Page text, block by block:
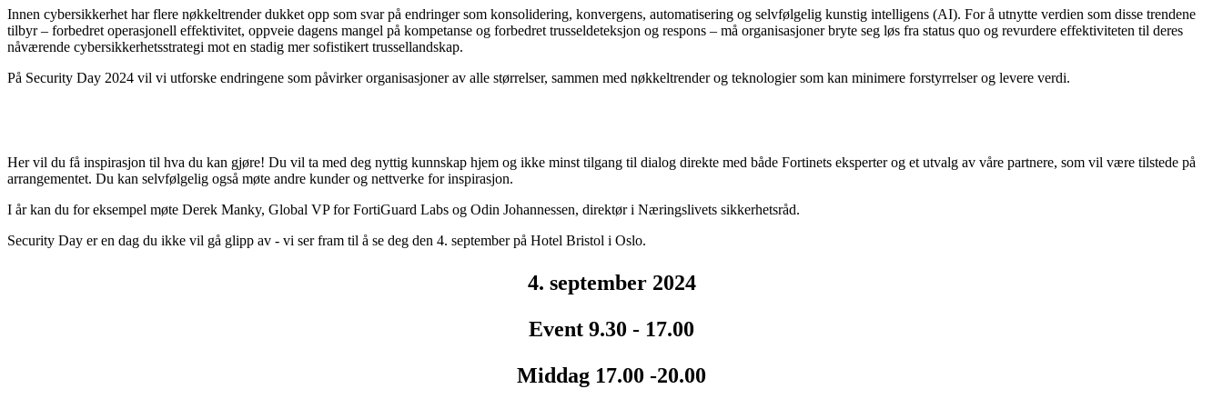
Innen cybersikkerhet har flere nøkkeltrender dukket opp som svar på endringer som konsolidering, konvergens, automatisering og selvfølgelig kunstig intelligens (AI). For å utnytte verdien som disse trendene
tilbyr – forbedret operasjonell effektivitet, oppveie dagens mangel på kompetanse og forbedret trusseldeteksjon og respons – må organisasjoner bryte seg løs fra status quo og revurdere effektiviteten til deres
nåværende cybersikkerhetsstrategi mot en stadig mer sofistikert trussellandskap.
På Security Day 2024 vil vi utforske endringene som påvirker organisasjoner av alle størrelser, sammen med nøkkeltrender og teknologier som kan minimere forstyrrelser og levere verdi.
Her vil du få inspirasjon til hva du kan gjøre! Du vil ta med deg nyttig kunnskap hjem og ikke minst tilgang til dialog direkte med både Fortinets eksperter og et utvalg av våre partnere, som vil være tilstede på
arrangementet. Du kan selvfølgelig også møte andre kunder og nettverke for inspirasjon.
I år kan du for eksempel møte Derek Manky, Global VP for FortiGuard Labs og Odin Johannessen, direktør i Næringslivets sikkerhetsråd.
Security Day er en dag du ikke vil gå glipp av - vi ser fram til å se deg den 4. september på Hotel Bristol i Oslo.
4. september 2024
Event 9.30 - 17.00
Middag 17.00 -20.00